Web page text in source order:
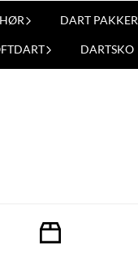
DART PAKKER
DARTSKO